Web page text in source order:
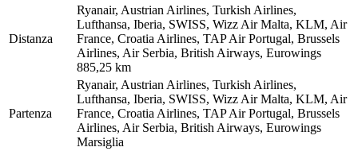
Distanza
Ryanair, Austrian Airlines, Turkish Airlines,
Lufthansa, Iberia, SWISS, Wizz Air Malta, KLM, Air
France, Croatia Airlines, TAP Air Portugal, Brussels
Airlines, Air Serbia, British Airways, Eurowings
885,25 km
Partenza
Ryanair, Austrian Airlines, Turkish Airlines,
Lufthansa, Iberia, SWISS, Wizz Air Malta, KLM, Air
France, Croatia Airlines, TAP Air Portugal, Brussels
Airlines, Air Serbia, British Airways, Eurowings
Marsiglia